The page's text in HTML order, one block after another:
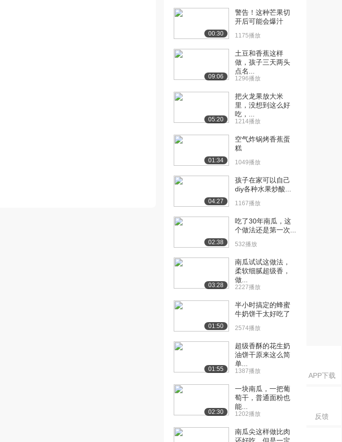
APP下载
反馈
[10] 酸酸甜甜，冰凉爽
口，这道夏季小食让...
01:35
[11] 太开胃！香辣过瘾还
01:32
[12] 杏鲍菇这样做，嫩滑
01:34
[13] 这道爽口凉拌菜你绝
对没吃过！这么热...
01:46
[14] 这么好吃的辅食，不
仅宝宝们超喜欢，...
一失地擀出劲道爽...
了！！！！
[17] 鸡翅这么做，不用吐
骨头，不脏手，超...
[18] 再说这么好吃的菜是
黑暗料理，我就揍...
2.3万播放
[19] 炎炎夏日，能让你1秒
2.8万播放
[20] 端上桌10秒钟被抢
2.5万播放
00:30
警告！这种芒果切
开后可能会爆汁
1175播放
09:06
土豆和香蕉这样
做，孩子三天两头
点名...
1296播放
05:20
把火龙果放大米
里，没想到这么好
吃，...
1214播放
01:34
空气炸锅烤香蕉蛋
糕
1049播放
04:27
孩子在家可以自己
diy各种水果炒酸...
1167播放
02:38
吃了30年南瓜，这
个做法还是第一次...
532播放
03:28
南瓜试试这做法，
柔软细腻超级香，
做...
2227播放
01:50
半小时搞定的蜂蜜
牛奶饼干太好吃了
2574播放
01:55
超级香酥的花生奶
油饼干原来这么简
单...
1387播放
02:30
一块南瓜，一把葡
萄干，普通面粉也
能...
1202播放
南瓜尖这样做比肉